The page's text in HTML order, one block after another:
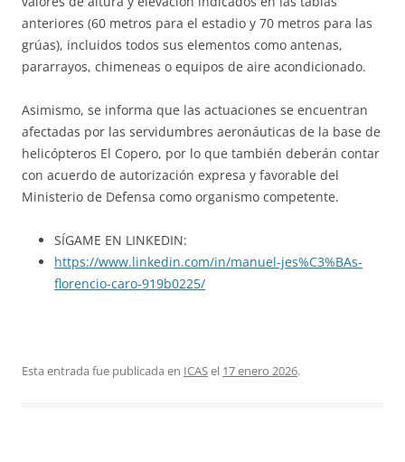
anteriores (60 metros para el estadio y 70 metros para las
grúas), incluidos todos sus elementos como antenas,
pararrayos, chimeneas o equipos de aire acondicionado.
Asimismo, se informa que las actuaciones se encuentran
afectadas por las servidumbres aeronáuticas de la base de
helicópteros El Copero, por lo que también deberán contar
con acuerdo de autorización expresa y favorable del
Ministerio de Defensa como organismo competente.
SÍGAME EN LINKEDIN:
https://www.linkedin.com/in/manuel-jes%C3%BAs-
florencio-caro-919b0225/
Esta entrada fue publicada en ICASel 17 enero 2026.